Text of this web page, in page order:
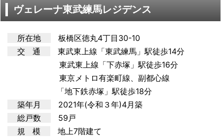
ヴェレーナ東武練馬レジデンス
所在地
板橋区徳丸4丁目30-10
交 通
東武東上線「東武練馬」駅徒歩14分
東武東上線「下赤塚」駅徒歩16分
東京メトロ有楽町線、副都心線
「地下鉄赤塚」駅徒歩18分
築年月
2021年(令和３年)4月築
総戸数
59戸
規 模
地上7階建て